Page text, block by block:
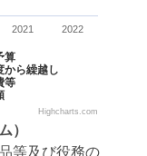
算
から繰越し
等
2021 2022
Highcharts.com
）
等及び役務の